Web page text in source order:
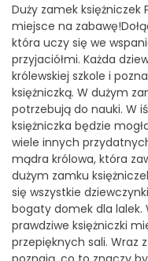
Duży zamek
miejsce na
która uczy się we
przyjaciółmi. Każda
królewskiej szkole i
księżniczką. W dużym
potrzebują do nauki. W
księżniczka będzie
wiele innych
mądra królowa, która
dużym zamku
się wszystkie
bogaty domek dla lalek.
prawdziwe księżniczki
przepięknych sali. Wraz